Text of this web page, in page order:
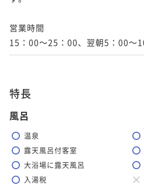
営業時間
特長
風呂
温泉
露天風呂付客室
大浴場に露天風呂
入湯税